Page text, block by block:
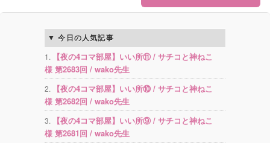
今日の人気記事
【夜の4コマ部屋】いい所⑪ / サチコと神ねこ
様 第2683回 / wako先生
【夜の4コマ部屋】いい所⑩ / サチコと神ねこ
様 第2682回 / wako先生
【夜の4コマ部屋】いい所⑨ / サチコと神ねこ
様 第2681回 / wako先生